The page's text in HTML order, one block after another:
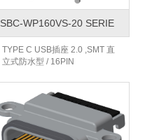
SBC-WP160VS-20 SERIE
TYPE C USB插座 2.0 ,SMT 直
立式防水型 / 16PIN